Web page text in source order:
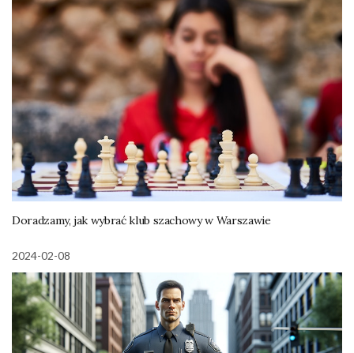
Doradzamy, jak wybrać klub szachowy w Warszawie
2024-02-08